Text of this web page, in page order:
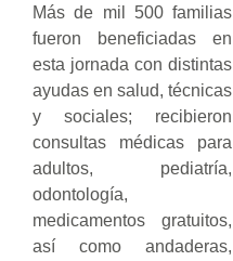
Más de mil 500 familias
fueron beneficiadas en
esta jornada con distintas
ayudas en salud, técnicas
y sociales; recibieron
consultas médicas para
adultos, pediatría,
odontología,
medicamentos gratuitos,
así como andaderas,